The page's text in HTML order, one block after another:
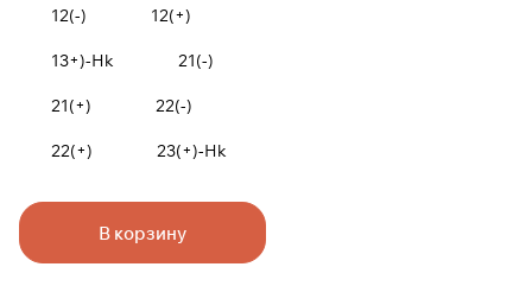
12(-) 12(+)
13+)-Hk 21(-)
21(+) 22(-)
22(+) 23(+)-Hk
В корзину